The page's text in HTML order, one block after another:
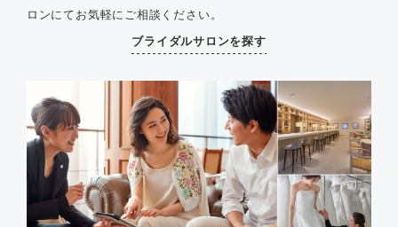
ロンにてお気軽にご相談ください。
ブライダルサロンを探す